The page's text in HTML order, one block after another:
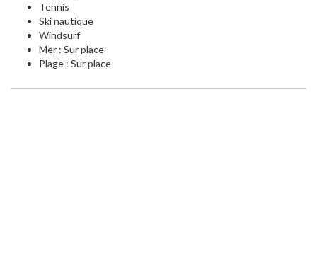
Tennis
Ski nautique
Windsurf
Mer : Sur place
Plage : Sur place